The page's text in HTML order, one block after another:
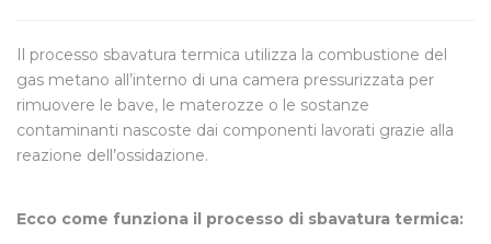
Il processo sbavatura termica utilizza la combustione del
gas metano all’interno di una camera pressurizzata per
rimuovere le bave, le materozze o le sostanze
contaminanti nascoste dai componenti lavorati grazie alla
reazione dell’ossidazione.
Ecco come funziona il processo di sbavatura termica: